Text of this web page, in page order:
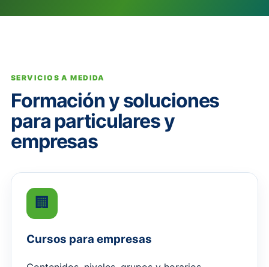
SERVICIOS A MEDIDA
Formación y soluciones
para particulares y
empresas
🏢
Cursos para empresas